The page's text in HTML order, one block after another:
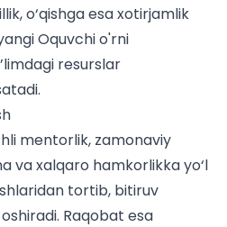
o‘qishga esa xotirjamlik
Oquvchi o'rni
resurslar
mentorlik, zamonaviy
va xalqaro hamkorlikka yo‘l
tortib, bitiruv
Raqobat esa